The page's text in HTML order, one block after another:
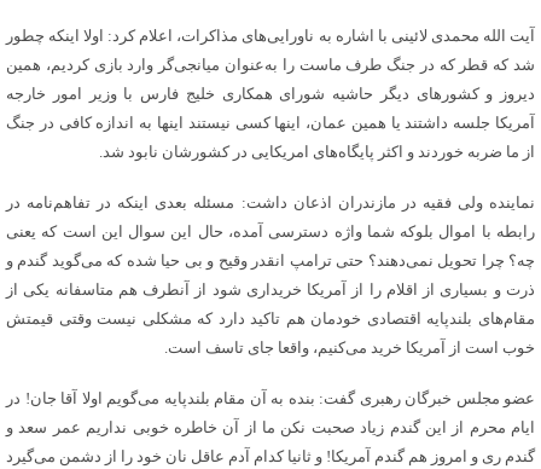
آیت الله محمدی لائینی با اشاره به ناورایی‌های مذاکرات، اعلام کرد: اولا اینکه چطور
شد که قطر که در جنگ طرف ماست را به‌عنوان میانجی‌گر وارد بازی کردیم، همین
دیروز و کشورهای دیگر حاشیه شورای همکاری خلیج فارس با وزیر امور خارجه
آمریکا جلسه داشتند یا همین عمان، اینها کسی نیستند اینها به اندازه کافی در جنگ
از ما ضربه خوردند و اکثر پایگاه‌های امریکایی در کشورشان نابود شد.
نماینده ولی فقیه در مازندران اذعان داشت: مسئله بعدی اینکه در تفاهم‌نامه در
رابطه با اموال بلوکه شما واژه دسترسی آمده، حال این سوال این است که یعنی
چه؟ چرا تحویل نمی‌دهند؟ حتی ترامپ انقدر وقیح و بی حیا شده که می‌گوید گندم و
ذرت و بسیاری از اقلام را از آمریکا خریداری شود از آنطرف هم متاسفانه یکی از
مقام‌های بلندپایه اقتصادی خودمان هم تاکید دارد که مشکلی نیست وقتی قیمتش
خوب است از آمریکا خرید می‌کنیم، واقعا جای تاسف است‌.
عضو مجلس خبرگان رهبری گفت: بنده به آن مقام بلندپایه می‌گویم اولا آقا جان! در
ایام محرم از این گندم زیاد صحبت نکن ما از آن خاطره خوبی نداریم عمر سعد و
گندم ری و امروز هم گندم آمریکا! و ثانیا کدام آدم عاقل نان خود را از دشمن می‌گیرد